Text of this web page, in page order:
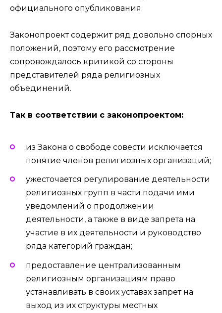
официального опубликования.
Законопроект содержит ряд довольно спорных
положений, поэтому его рассмотрение
сопровождалось критикой со стороны
представителей ряда религиозных
объединений.
Так в соответствии с законопроектом:
из Закона о свободе совести исключается
понятие членов религиозных организаций;
ужесточается регулирование деятельности
религиозных групп в части подачи ими
уведомлений о продолжении
деятельности, а также в виде запрета на
участие в их деятельности и руководство
ряда категорий граждан;
предоставление централизованным
религиозным организациям право
устанавливать в своих уставах запрет на
выход из их структуры местных